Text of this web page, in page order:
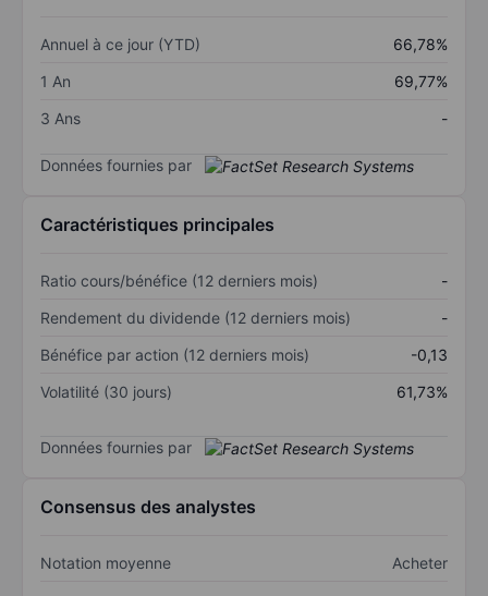
Annuel à ce jour (YTD)
66,78%
1 An
69,77%
3 Ans
-
Données fournies par
Caractéristiques principales
Ratio cours/bénéfice (12 derniers mois)
-
Rendement du dividende (12 derniers mois)
-
Bénéfice par action (12 derniers mois)
-0,13
Volatilité (30 jours)
61,73%
Données fournies par
Consensus des analystes
Notation moyenne Acheter